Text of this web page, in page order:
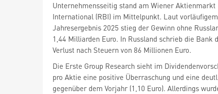
Unternehmensseitig stand am Wiener
International (RBI) im Mittelpunkt. Laut vorläufigem
Jahresergebnis 2025 stieg der Gewinn ohne
1,44 Milliarden Euro. In Russland schrieb die Bank
Verlust nach Steuern von 86 Millionen Euro.
Die Erste Group Research sieht im
pro Aktie eine positive Überraschung und eine
gegenüber dem Vorjahr (1,10 Euro). Allerdings